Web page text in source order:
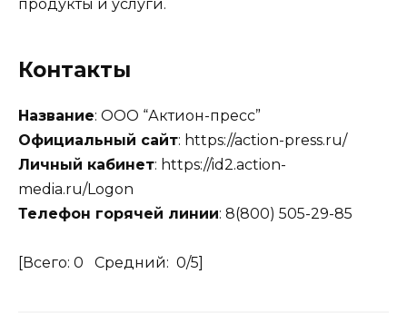
продукты и услуги.
Контакты
Название: ООО “Актион-пресс”
Официальный сайт: https://action-press.ru/
Личный кабинет: https://id2.action-
media.ru/Logon
Телефон горячей линии: 8(800) 505-29-85
[Всего: 0 Средний: 0/5]